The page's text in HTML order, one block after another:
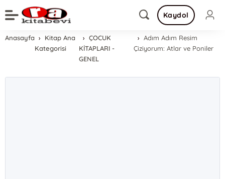
Kaydol
Anasayfa
Kitap Ana
Kategorisi
ÇOCUK
KİTAPLARI -
GENEL
Adım Adım Resim
Çiziyorum: Atlar ve Poniler